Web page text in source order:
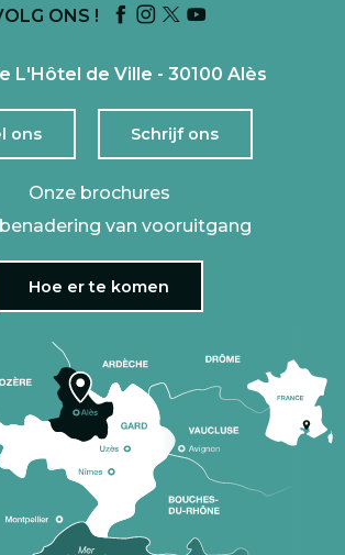
ONS !
L'Hôtel de Ville - 30100 Alès
ons Schrijf ons
Onze brochures
van vooruitgang
Hoe er te komen